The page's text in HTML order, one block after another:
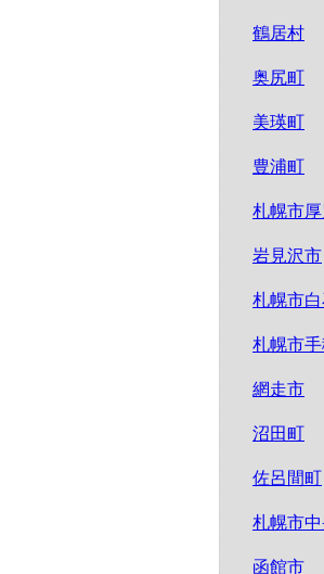
鶴居村
奥尻町
美瑛町
豊浦町
札幌市
岩見沢市
札幌市
札幌市
網走市
沼田町
佐呂間町
札幌市
函館市